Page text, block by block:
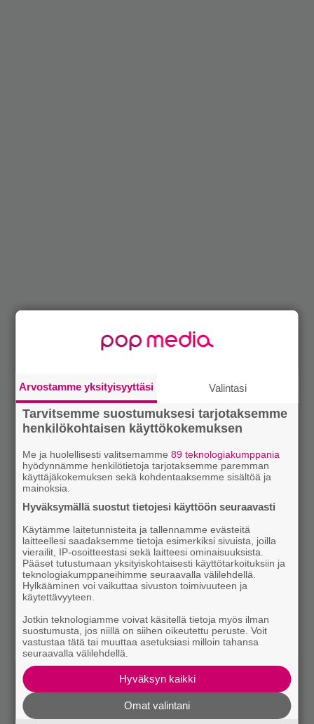
Arvostamme yksityisyyttäsi Valintasi
Tarvitsemme suostumuksesi tarjotaksemme
henkilökohtaisen käyttökokemuksen
Me ja huolellisesti valitsemamme89 teknologiakumppania
hyödynnämme henkilötietoja tarjotaksemme paremman
käyttäjäkokemuksen sekä kohdentaaksemme sisältöä ja
mainoksia.
Hyväksymällä suostut tietojesi käyttöön seuraavasti
Käytämme laitetunnisteita ja tallennamme evästeitä
laitteellesi saadaksemme tietoja esimerkiksi sivuista, joilla
vierailit, IP-osoitteestasi sekä laitteesi ominaisuuksista.
Pääset tutustumaan yksityiskohtaisesti käyttötarkoituksiin ja
teknologiakumppaneihimme seuraavalla välilehdellä.
Hylkääminen voi vaikuttaa sivuston toimivuuteen ja
käytettävyyteen.
Jotkin teknologiamme voivat käsitellä tietoja myös ilman
suostumusta, jos niillä on siihen oikeutettu peruste. Voit
vastustaa tätä tai muuttaa asetuksiasi milloin tahansa
seuraavalla välilehdellä.
Hyväksyn kaikki
Omat valintani